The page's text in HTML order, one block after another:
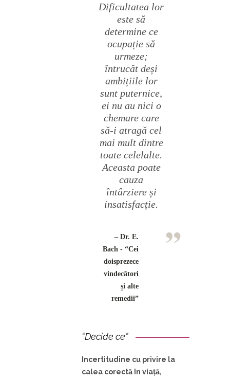
Dificultatea lor
este să
determine ce
ocupație să
urmeze;
întrucât deși
ambițiile lor
sunt puternice,
ei nu au nici o
chemare care
să-i atragă cel
mai mult dintre
toate celelalte.
Aceasta poate
cauza
întârziere și
insatisfacție.
– Dr. E.
Bach - “Cei
doisprezece
vindecători
și alte
remedii”
“Decide ce”
Incertitudine cu privire la
calea corectă în viață,